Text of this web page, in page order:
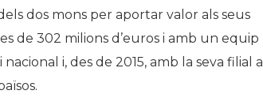
dos mons per aportar valor als seus
de 302 milions d’euros i amb un equip
i, des de 2015, amb la seva filial a